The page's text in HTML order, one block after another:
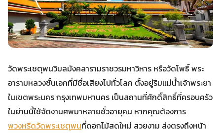
วัดพระเชตุพนวิมลมังคลารามราชวรมหาวิหาร หรือวัดโพธิ์ พระ
อารามหลวงชั้นเอกที่มีชื่อเสียงไปทั่วโลก ตั้งอยู่ริมแม่น้ำเจ้าพระยา
ในเขตพระนคร กรุงเทพมหานคร เป็นสถานที่ศักดิ์สิทธิ์ที่ครอบครัว
ในย่านนี้ใช้จัดงานศพมาหลายชั่วอายุคน หากคุณต้องการ
พวงหรีดวัดพระเชตุพนที่ดอกไม้สดใหม่ สวยงาม ส่งตรงถึงหน้า